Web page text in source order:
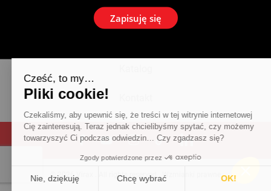
Aktualności
© 2026 Virax . All rights reserved . Wzmianki prawne
Zapisuję się
Cześć, to my…
Pliki cookie!
Czekaliśmy, aby upewnić się, że treści w tej witrynie internetowej
Cię zainteresują. Teraz jednak chcielibyśmy spytać, czy możemy
towarzyszyć Ci podczas odwiedzin… Czy zgadzasz się?
Zgody potwierdzone przez
Nie, dziękuję Chcę wybrać OK!